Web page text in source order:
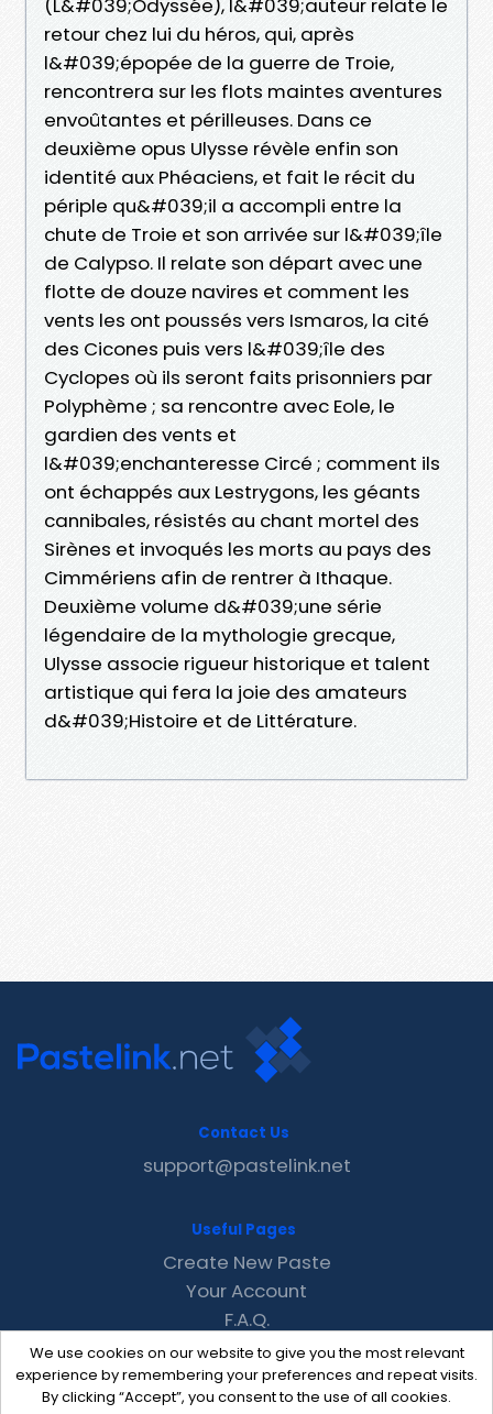
(L&#039;Odyssée), l&#039;auteur relate le
retour chez lui du héros, qui, après
l&#039;épopée de la guerre de Troie,
rencontrera sur les flots maintes aventures
envoûtantes et périlleuses. Dans ce
deuxième opus Ulysse révèle enfin son
identité aux Phéaciens, et fait le récit du
périple qu&#039;il a accompli entre la
chute de Troie et son arrivée sur l&#039;île
de Calypso. Il relate son départ avec une
flotte de douze navires et comment les
vents les ont poussés vers Ismaros, la cité
des Cicones puis vers l&#039;île des
Cyclopes où ils seront faits prisonniers par
Polyphème ; sa rencontre avec Eole, le
gardien des vents et
l&#039;enchanteresse Circé ; comment ils
ont échappés aux Lestrygons, les géants
cannibales, résistés au chant mortel des
Sirènes et invoqués les morts au pays des
Cimmériens afin de rentrer à Ithaque.
Deuxième volume d&#039;une série
légendaire de la mythologie grecque,
Ulysse associe rigueur historique et talent
artistique qui fera la joie des amateurs
d&#039;Histoire et de Littérature.
We use cookies on our website to give you the most relevant
experience by remembering your preferences and repeat visits.
By clicking “Accept”, you consent to the use of all cookies.
Contact Us
support@pastelink.net
Useful Pages
Create New Paste
Your Account
F.A.Q.
Recent
Contact